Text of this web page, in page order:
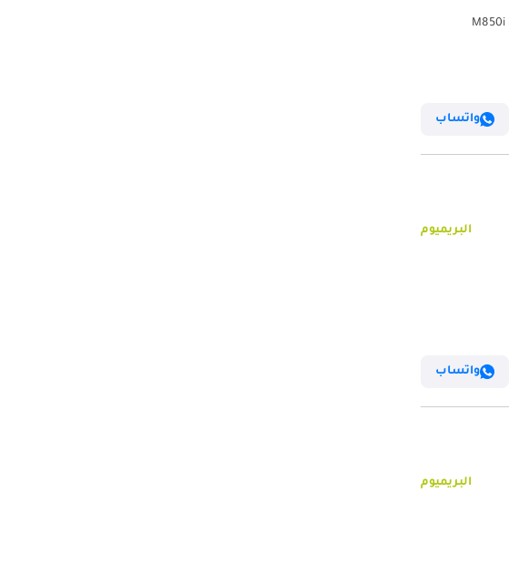
واتساب
البريميوم
واتساب
البريميوم